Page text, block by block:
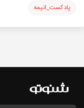
پادکست_انیمه